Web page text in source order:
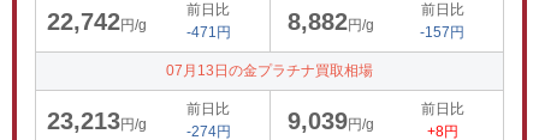
22,742円/g
前日比
-471円
8,882円/g
前日比
-157円
07月13日の金プラチナ買取相場
23,213円/g
前日比
-274円
9,039円/g
前日比
+8円